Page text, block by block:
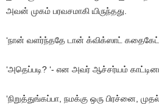
அவன் முகம் பரவசமாகி யிருந்தது
‘நான் வளர்ந்ததே டான் க்விக்ஸாட்
‘அதெப்படி? ‘- என அவர் ஆச்சர்யம்
‘நிறுத்துங்கப்பா நமக்கு ஒரு பிரச்னை